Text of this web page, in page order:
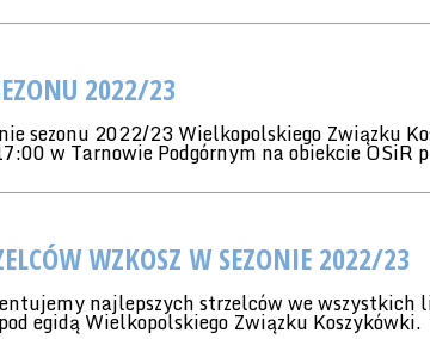
2022/23
sezonu 2022/23 Wielkopolskiego Związku
w Tarnowie Podgórnym na obiekcie OSiR
WZKOSZ W SEZONIE 2022/23
najlepszych strzelców we wszystkich